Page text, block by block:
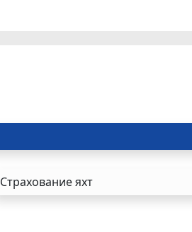
Страхование яхт